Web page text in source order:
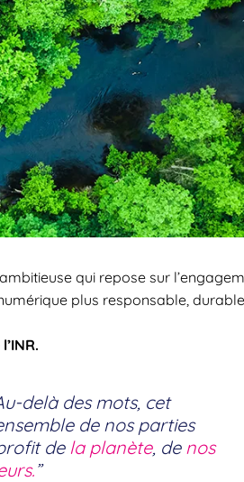
qui repose sur
plus responsable,
delà des mots, cet
de nos parties
dela planète, de nos
”